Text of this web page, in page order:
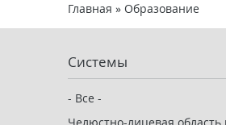
Вы здесь
Главная » Образование
Системы
- Все -